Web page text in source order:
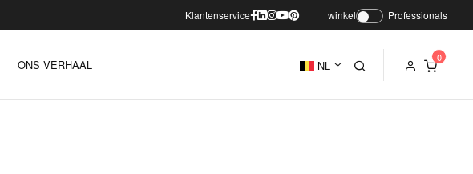
Klantenservice winkel Professionals
ONS VERHAAL NL